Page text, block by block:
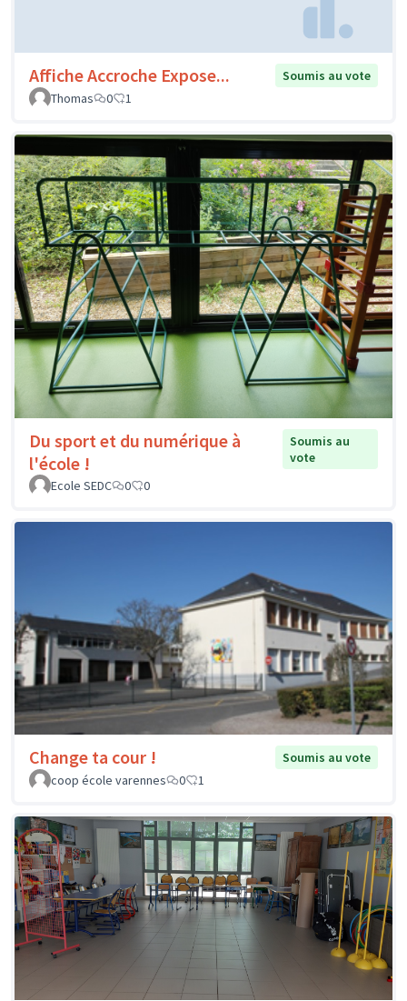
Affiche Accroche Expose...
Soumis au vote
Thomas
0 1
Du sport et du numérique à
l'école !
Soumis au
vote
Ecole SEDC
0 0
Change ta cour !
Soumis au vote
coop école varennes
0 1